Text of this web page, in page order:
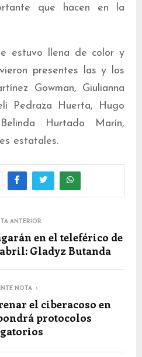
que hacen en la
estuvo llena de color y
presentes las y los
Gowman, Giulianna
Pedraza Huerta, Hugo
Hurtado Marín,
estatales.
ANTERIOR
en el teleférico de
Gladyz Butanda
NOTA
el ciberacoso en
protocolos